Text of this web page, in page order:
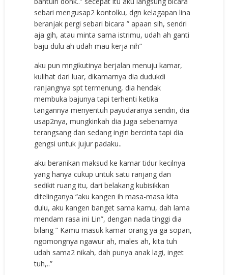
sebari mengusap2 kontolku, dgn kelagapan lina
beranjak pergi sebari bicara ” apaan sih, sendri
aja gih, atau minta sama istrimu, udah ah ganti
baju dulu ah udah mau kerja nih”
aku pun mngikutinya berjalan menuju kamar,
kulihat dari luar, dikamarnya dia dudukdi
ranjangnya spt termenung, dia hendak
membuka bajunya tapi terhenti ketika
tangannya menyentuh payudaranya sendiri, dia
usap2nya, mungkinkah dia juga sebenarnya
terangsang dan sedang ingin bercinta tapi dia
gengsi untuk jujur padaku..
aku beranikan maksud ke kamar tidur kecilnya
yang hanya cukup untuk satu ranjang dan
sedikit ruang itu, dari belakang kubisikkan
ditelinganya “aku kangen ih masa-masa kita
dulu, aku kangen banget sama kamu, dah lama
mendam rasa ini Lin”, dengan nada tinggi dia
bilang ” Kamu masuk kamar orang ya ga sopan,
ngomongnya ngawur ah, males ah, kita tuh
udah sama2 nikah, dah punya anak lagi, inget
tuh,..”